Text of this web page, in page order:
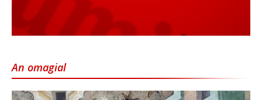
An omagial